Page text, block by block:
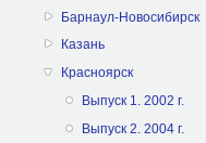
Барнаул-Новосибирск
Казань
Красноярск
Выпуск 1. 2002 г.
Выпуск 2. 2004 г.